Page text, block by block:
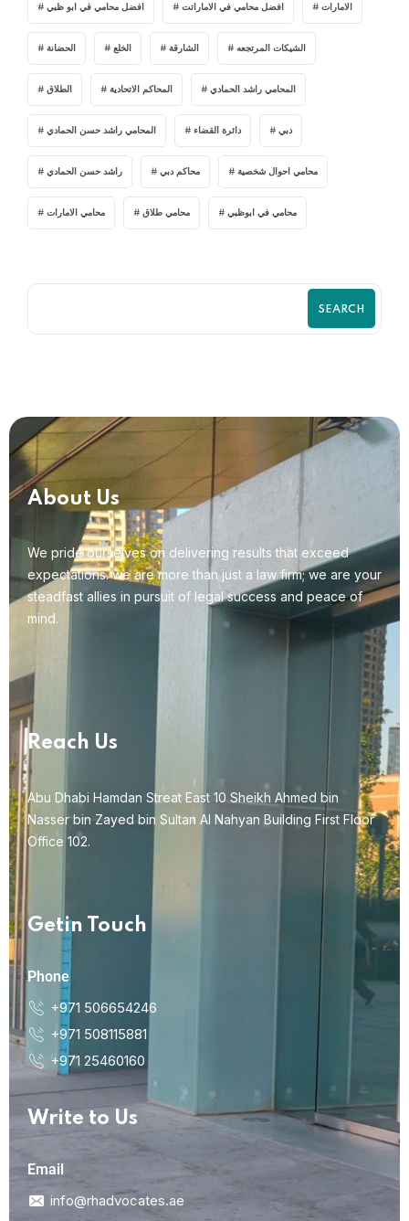
افضل محامي في ابو ظبي افضل محامي في الاماراتت الامارات
الحضانة الخلع الشارقة الشيكات المرتجعه
الطلاق المحاكم الاتحادية المحامي راشد الحمادي
المحامي راشد حسن الحمادي دائرة القضاء دبي
راشد حسن الحمادي محاكم دبي محامي احوال شخصية
محامي الامارات محامي طلاق محامي في ابوظبي
SEARCH
About Us
We pride ourselves on delivering results that exceed
expectations. we are more than just a law firm; we are your
steadfast allies in pursuit of legal success and peace of
mind.
Reach Us
Abu Dhabi Hamdan Streat East 10 Sheikh Ahmed bin
Nasser bin Zayed bin Sultan Al Nahyan Building First Floor
Office 102.
Getin Touch
Phone
+971 506654246
+971 508115881
+971 25460160
Write to Us
Email
info@rhadvocates.ae